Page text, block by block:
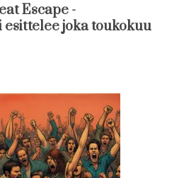
Escape -
joka toukokuu